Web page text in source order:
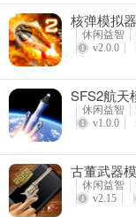
过山车呼啸而过，旋
奋的尖叫与欢笑交织
放压力，收获快乐。
10、农场：田园风光，
牛羊在围栏里悠闲吃
喜人。亲手喂养牲畜
芳的新鲜空气。
11、鬼屋：惊险刺激，
核弹模拟
休闲益智
v2.0.0
SFS2航天
休闲益智
v1.0.0
古董武器
休闲益智
v2.15